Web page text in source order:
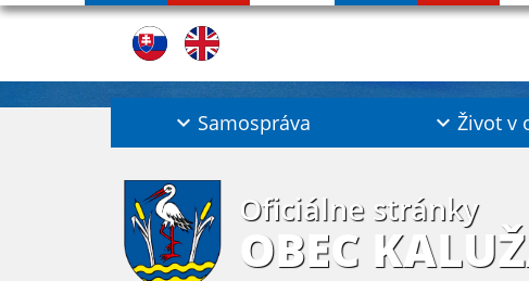
Samospráva Život v
Oficiálne stránky
OBEC